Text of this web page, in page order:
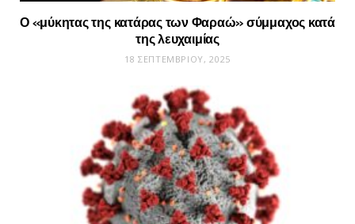
Ο «μύκητας της κατάρας των Φαραώ» σύμμαχος κατά
της λευχαιμίας
18 ΣΕΠΤΕΜΒΡΊΟΥ, 2025